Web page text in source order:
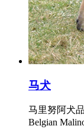
马犬
马里努阿犬
Belgian